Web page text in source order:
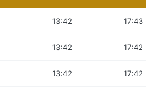
13:42 17:43
13:42 17:42
13:42 17:42